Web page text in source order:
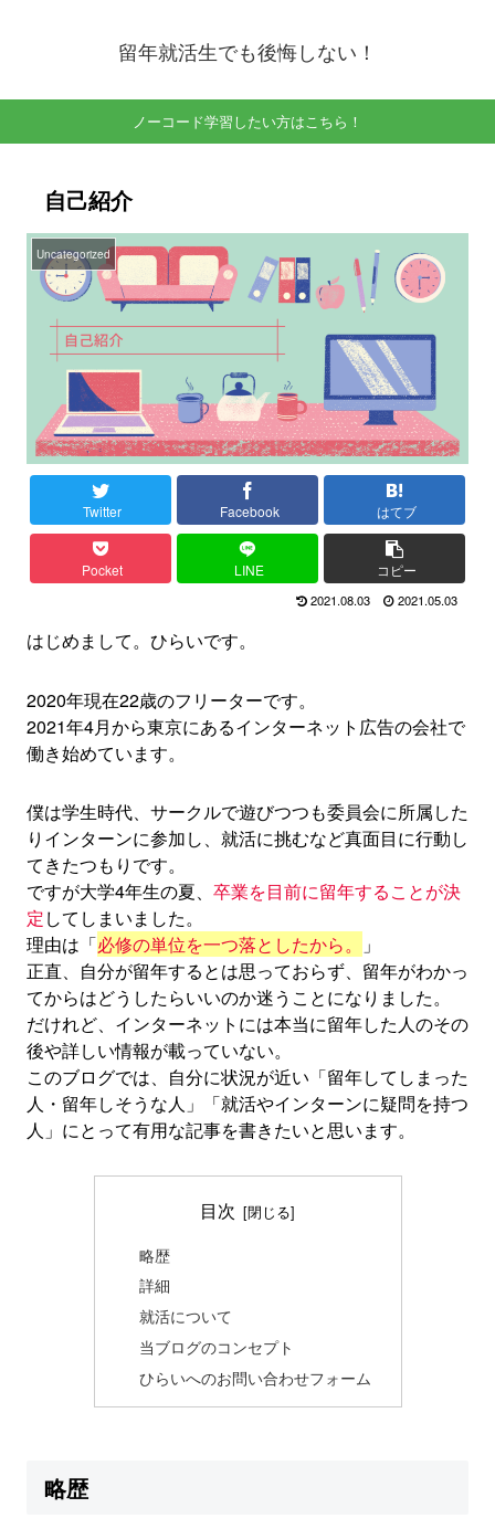
留年就活生でも後悔しない！
ノーコード学習したい方はこちら！
自己紹介
Uncategorized
Twitter Facebook はてブ
Pocket LINE コピー
2021.08.03 2021.05.03
はじめまして。ひらいです。
2020年現在22歳のフリーターです。
2021年4月から東京にあるインターネット広告の会社で
働き始めています。
僕は学生時代、サークルで遊びつつも委員会に所属した
りインターンに参加し、就活に挑むなど真面目に行動し
てきたつもりです。
ですが大学4年生の夏、 卒業を目前に留年することが決
定してしまいました。
理由は「必修の単位を一つ落としたから。
」
正直、自分が留年するとは思っておらず、留年がわかっ
てからはどうしたらいいのか迷うことになりました。
だけれど、インターネットには本当に留年した人のその
後や詳しい情報が載っていない。
このブログでは、自分に状況が近い「留年してしまった
人・留年しそうな人」「就活やインターンに疑問を持つ
人」にとって有用な記事を書きたいと思います。
目次
略歴
詳細
就活について
当ブログのコンセプト
ひらいへのお問い合わせフォーム
略歴